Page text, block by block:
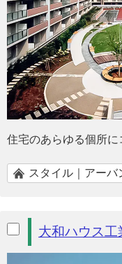
住宅のあらゆる個所
スタイル｜アーバ
大和ハウス工